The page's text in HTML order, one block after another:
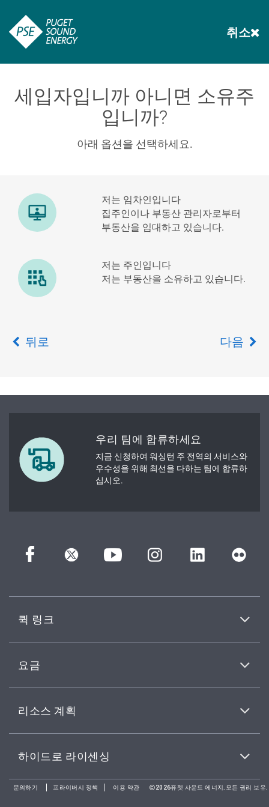
취소
세입자입니까 아니면 소유주
입니까?
아래 옵션을 선택하세요.
저는 임차인입니다
집주인이나 부동산 관리자로부터
부동산을 임대하고 있습니다.
저는 주인입니다
저는 부동산을 소유하고 있습니다.
뒤로 다음
우리 팀에 합류하세요
지금 신청하여 워싱턴 주 전역의 서비스와
우수성을 위해 최선을 다하는 팀에 합류하
십시오.
퀵 링크
요금
리소스 계획
하이드로 라이센싱
문의하기 프라이버시 정책 이용 약관 2026퓨젯 사운드 에너지.모든 권리 보유.